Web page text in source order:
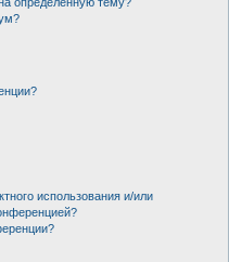
использования и/или